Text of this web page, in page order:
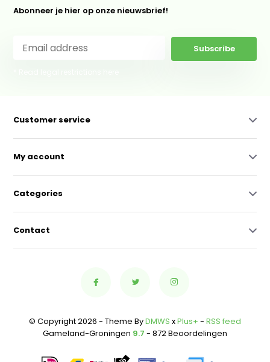
Abonneer je hier op onze nieuwsbrief!
Subscribe
Customer service
My account
Categories
Contact
© Copyright 2026 - Theme ByDMWS xPlus+ - RSS feed
Gameland-Groningen 9.7 - 872 Beoordelingen